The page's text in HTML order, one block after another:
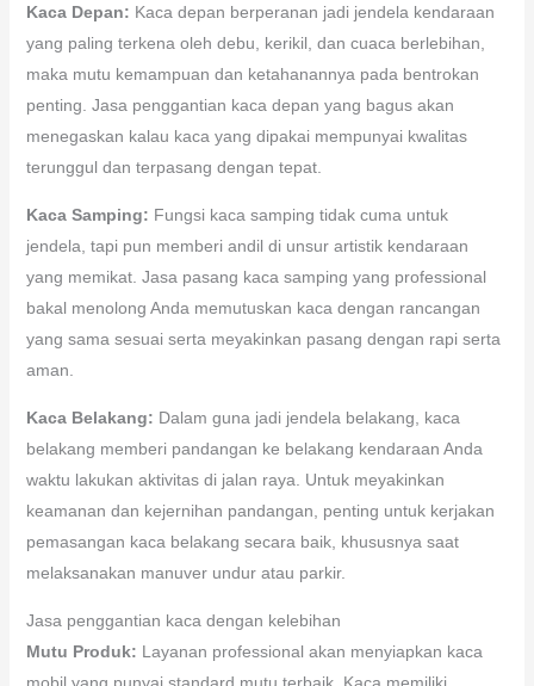
Kaca Depan: Kaca depan berperanan jadi jendela kendaraan
yang paling terkena oleh debu, kerikil, dan cuaca berlebihan,
maka mutu kemampuan dan ketahanannya pada bentrokan
penting. Jasa penggantian kaca depan yang bagus akan
menegaskan kalau kaca yang dipakai mempunyai kwalitas
terunggul dan terpasang dengan tepat.
Kaca Samping: Fungsi kaca samping tidak cuma untuk
jendela, tapi pun memberi andil di unsur artistik kendaraan
yang memikat. Jasa pasang kaca samping yang professional
bakal menolong Anda memutuskan kaca dengan rancangan
yang sama sesuai serta meyakinkan pasang dengan rapi serta
aman.
Kaca Belakang: Dalam guna jadi jendela belakang, kaca
belakang memberi pandangan ke belakang kendaraan Anda
waktu lakukan aktivitas di jalan raya. Untuk meyakinkan
keamanan dan kejernihan pandangan, penting untuk kerjakan
pemasangan kaca belakang secara baik, khususnya saat
melaksanakan manuver undur atau parkir.
Jasa penggantian kaca dengan kelebihan
Mutu Produk: Layanan professional akan menyiapkan kaca